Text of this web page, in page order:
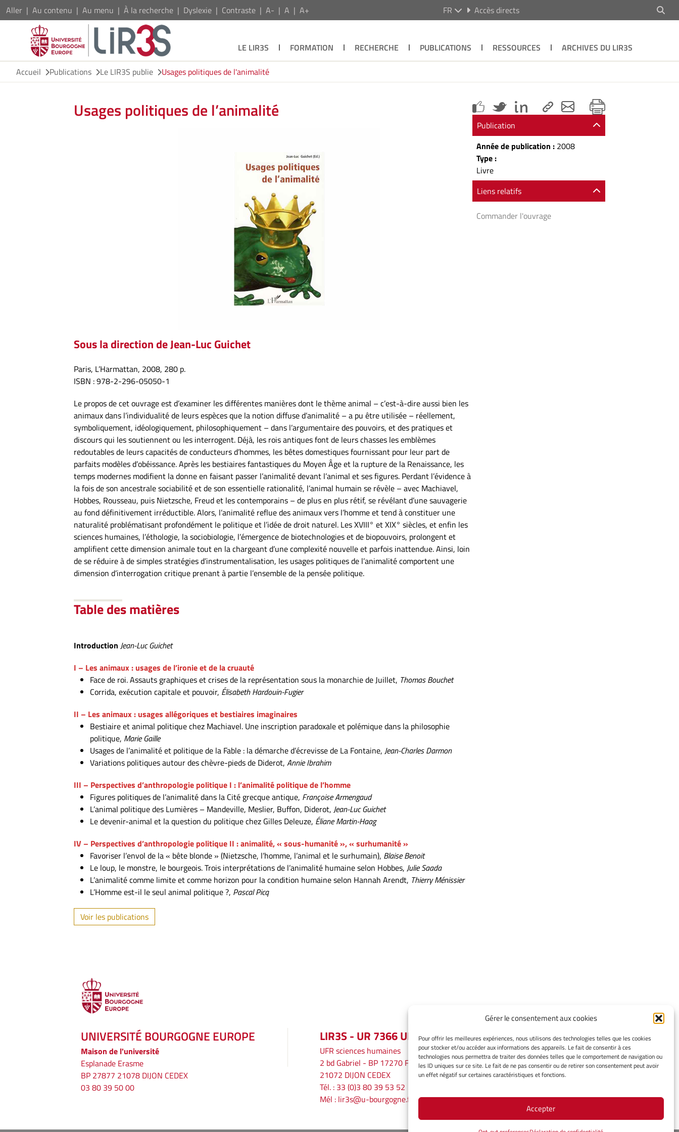
Gérer le consentement aux cookies
Pour offrir les meilleures expériences, nous utilisons des technologies telles que les cookies
pour stocker et/ou accéder aux informations des appareils. Le fait de consentir à ces
technologies nous permettra de traiter des données telles que le comportement de navigation ou
les ID uniques sur ce site. Le fait de ne pas consentir ou de retirer son consentement peut avoir
un effet négatif sur certaines caractéristiques et fonctions.
Accepter
Aller Au contenu Au menu À la recherche Dyslexie Contraste A- A A+ FR Accès directs
LE LIR3S FORMATION RECHERCHE PUBLICATIONS RESSOURCES
ARCHIVES DU LIR3S
Accueil
Publications Le LIR3S publie Usages politiques de l'animalité
Usages politiques de l’animalité
Sous la direction de Jean-Luc Guichet
Paris, L’Harmattan, 2008, 280 p.
ISBN : 978-2-296-05050-1
Le propos de cet ouvrage est d’examiner les différentes manières dont le thème animal – c’est-à-dire aussi bien les
animaux dans l’individualité de leurs espèces que la notion diffuse d’animalité – a pu être utilisée – réellement,
symboliquement, idéologiquement, philosophiquement – dans l’argumentaire des pouvoirs, et des pratiques et
discours qui les soutiennent ou les interrogent. Déjà, les rois antiques font de leurs chasses les emblèmes
redoutables de leurs capacités de conducteurs d’hommes, les bêtes domestiques fournissant pour leur part de
parfaits modèles d’obéissance. Après les bestiaires fantastiques du Moyen Âge et la rupture de la Renaissance, les
temps modernes modifient la donne en faisant passer l’animalité devant l’animal et ses figures. Perdant l’évidence à
la fois de son ancestrale sociabilité et de son essentielle rationalité, l’animal humain se révèle – avec Machiavel,
Hobbes, Rousseau, puis Nietzsche, Freud et les contemporains – de plus en plus rétif, se révélant d’une sauvagerie
au fond définitivement irréductible. Alors, l’animalité reflue des animaux vers l’homme et tend à constituer une
naturalité problématisant profondément le politique et l’idée de droit naturel. Les XVIII° et XIX° siècles, et enfin les
sciences humaines, l’éthologie, la sociobiologie, l’émergence de biotechnologies et de biopouvoirs, prolongent et
amplifient cette dimension animale tout en la chargeant d’une complexité nouvelle et parfois inattendue. Ainsi, loin
de se réduire à de simples stratégies d’instrumentalisation, les usages politiques de l’animalité comportent une
dimension d’interrogation critique prenant à partie l’ensemble de la pensée politique.
Table des matières
Introduction Jean-Luc Guichet
I – Les animaux : usages de l’ironie et de la cruauté
Face de roi. Assauts graphiques et crises de la représentation sous la monarchie de Juillet, Thomas Bouchet
Corrida, exécution capitale et pouvoir, Élisabeth Hardouin-Fugier
II – Les animaux : usages allégoriques et bestiaires imaginaires
Bestiaire et animal politique chez Machiavel. Une inscription paradoxale et polémique dans la philosophie
politique, Marie Gaille
Usages de l’animalité et politique de la Fable : la démarche d’écrevisse de La Fontaine, Jean-Charles Darmon
Variations politiques autour des chèvre-pieds de Diderot, Annie Ibrahim
III – Perspectives d’anthropologie politique I : l’animalité politique de l’homme
Figures politiques de l’animalité dans la Cité grecque antique, Françoise Armengaud
L’animal politique des Lumières – Mandeville, Meslier, Buffon, Diderot, Jean-Luc Guichet
Le devenir-animal et la question du politique chez Gilles Deleuze, Éliane Martin-Haag
IV – Perspectives d’anthropologie politique II : animalité, « sous-humanité », « surhumanité »
Favoriser l’envol de la « bête blonde » (Nietzsche, l’homme, l’animal et le surhumain), Blaise Benoit
Le loup, le monstre, le bourgeois. Trois interprétations de l’animalité humaine selon Hobbes, Julie Saada
L’animalité comme limite et comme horizon pour la condition humaine selon Hannah Arendt, Thierry Ménissier
L’Homme est-il le seul animal politique ?, Pascal Picq
Voir les publications
Publication
Année de publication : 2008
Type :
Livre
Liens relatifs
Commander l'ouvrage
UNIVERSITÉ BOURGOGNE EUROPE
Maison de l'université
Esplanade Erasme
BP 27877 21078 DIJON CEDEX
03 80 39 50 00
LIR3S - UR 7366 UBE
UFR sciences humaines
2 bd Gabriel - BP 17270 F
21072 DIJON CEDEX
Tél. : 33 (0)3 80 39 53 52
Mél : lir3s@u-bourgogne.fr
INFORMATIONS LÉGALES
Mentions légales
Gérer mes cookies
Politique de cookies
Avertissement